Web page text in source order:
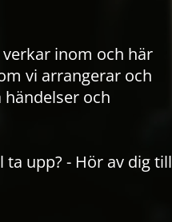
inom och här
vi arrangerar och
och
upp? - Hör av dig till